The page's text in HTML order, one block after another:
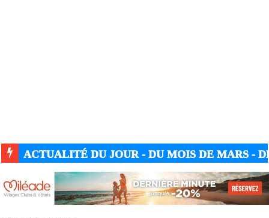
ACTUALITÉ DU JOUR - DU MOIS DE MARS -